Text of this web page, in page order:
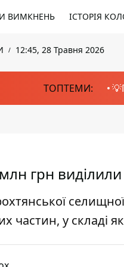
ВИМКНЕНЬ ІСТОРІЯ
12:45, 28 Травня 2026
ТОПТЕМИ:
грн виділили
частин, у складі